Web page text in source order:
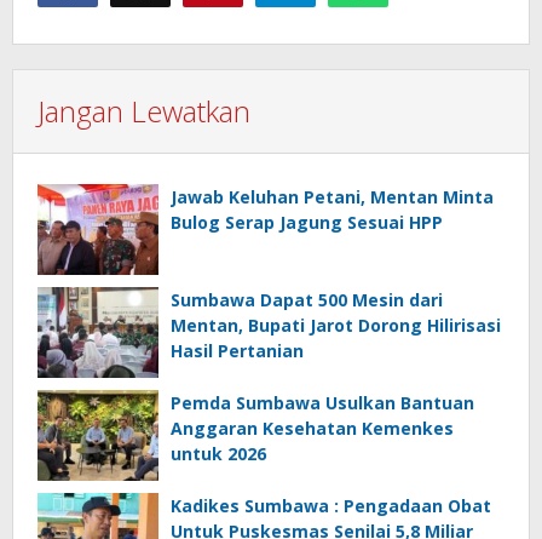
Jangan Lewatkan
Jawab Keluhan Petani, Mentan Minta
Bulog Serap Jagung Sesuai HPP
Sumbawa Dapat 500 Mesin dari
Mentan, Bupati Jarot Dorong Hilirisasi
Hasil Pertanian
Pemda Sumbawa Usulkan Bantuan
Anggaran Kesehatan Kemenkes
untuk 2026
Kadikes Sumbawa : Pengadaan Obat
Untuk Puskesmas Senilai 5,8 Miliar